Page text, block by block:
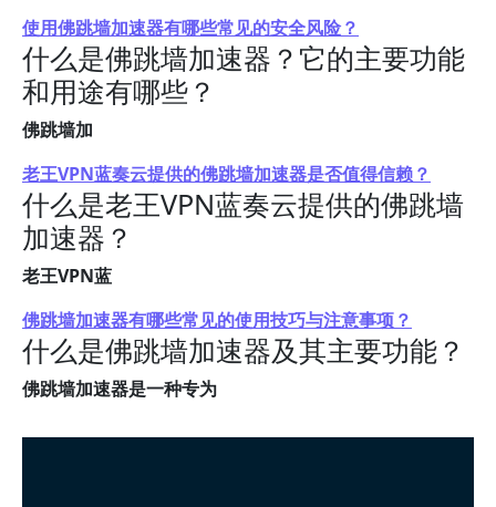
使用佛跳墙加速器有哪些常见的安全风险？
什么是佛跳墙加速器？它的主要功能
和用途有哪些？
佛跳墙加
老王VPN蓝奏云提供的佛跳墙加速器是否值得信赖？
什么是老王VPN蓝奏云提供的佛跳墙
加速器？
老王VPN蓝
佛跳墙加速器有哪些常见的使用技巧与注意事项？
什么是佛跳墙加速器及其主要功能？
佛跳墙加速器是一种专为